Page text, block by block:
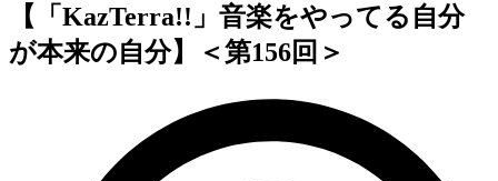
【「KazTerra!!」音楽をやってる自分
が本来の自分】＜第156回＞